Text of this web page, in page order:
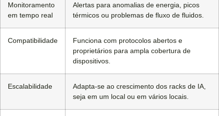
Monitoramento
em tempo real
Alertas para anomalias de energia, picos
térmicos ou problemas de fluxo de fluidos.
Compatibilidade
Funciona com protocolos abertos e
proprietários para ampla cobertura de
dispositivos.
Escalabilidade
Adapta-se ao crescimento dos racks de IA,
seja em um local ou em vários locais.